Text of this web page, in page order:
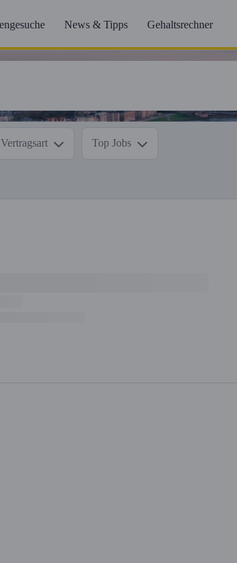
News & Tipps Gehaltsrechner
Vertragsart Top Jobs